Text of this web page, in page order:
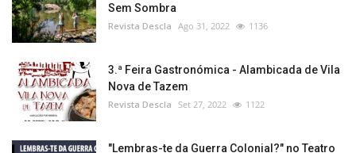
Sem Sombra
Revista Descla Ago 31, 2022 1136
3.ª Feira Gastronómica - Alambicada de Vila
Nova de Tazem
Revista Descla Set 27, 2022 1122
"Lembras-te da Guerra Colonial?" no Teatro